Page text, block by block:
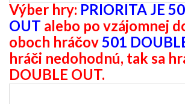
Výber hry: PRIORITA JE
OUT alebo po vzájomnej
oboch hráčov501
hráči nedohodnú, tak sa
DOUBLE OUT.